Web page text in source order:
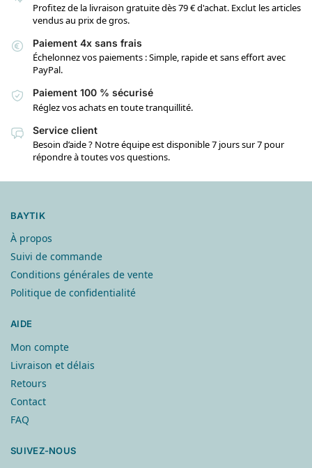
Profitez de la livraison gratuite dès 79 € d'achat. Exclut les articles
vendus au prix de gros.
Paiement 4x sans frais
Échelonnez vos paiements : Simple, rapide et sans effort avec
PayPal.
Paiement 100 % sécurisé
Réglez vos achats en toute tranquillité.
Service client
Besoin d’aide ? Notre équipe est disponible 7 jours sur 7 pour
répondre à toutes vos questions.
BAYTIK
À propos
Suivi de commande
Conditions générales de vente
Politique de confidentialité
AIDE
Mon compte
Livraison et délais
Retours
Contact
FAQ
SUIVEZ-NOUS